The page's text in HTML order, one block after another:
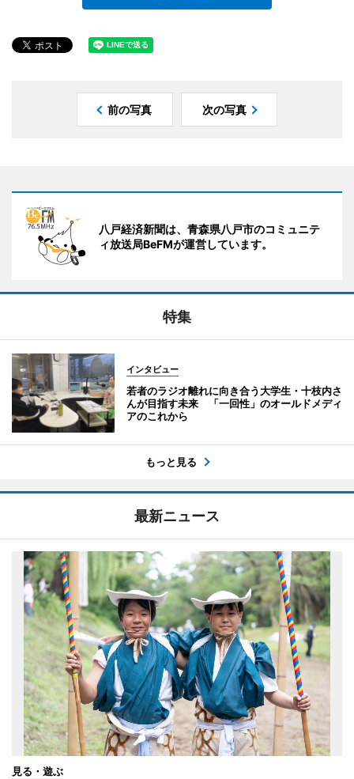
前の写真 次の写真
八戸経済新聞は、青森県八戸市のコミュニテ
ィ放送局BeFMが運営しています。
特集
インタビュー
若者のラジオ離れに向き合う大学生・十枝内さ
んが目指す未来 「一回性」のオールドメディ
アのこれから
もっと見る
最新ニュース
見る・遊ぶ